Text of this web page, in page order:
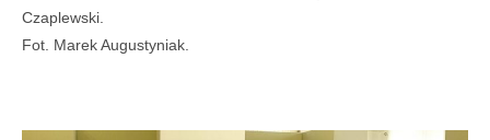
Czaplewski.
Fot. Marek Augustyniak.